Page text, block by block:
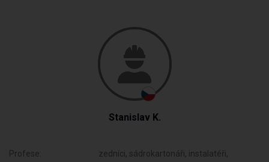
Stanislav K.
Profese:
zedníci, sádrokartonáři, instalatéři,